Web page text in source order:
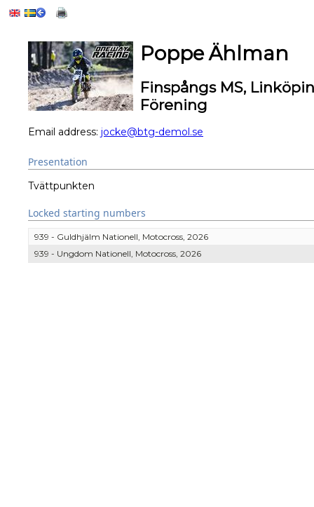
Poppe Ählman
Finspångs MS,
Förening
Email address: jocke@btg-demol.se
Presentation
Tvättpunkten
Locked starting numbers
939 - Guldhjälm Nationell, Motocross, 2026
939 - Ungdom Nationell, Motocross, 2026